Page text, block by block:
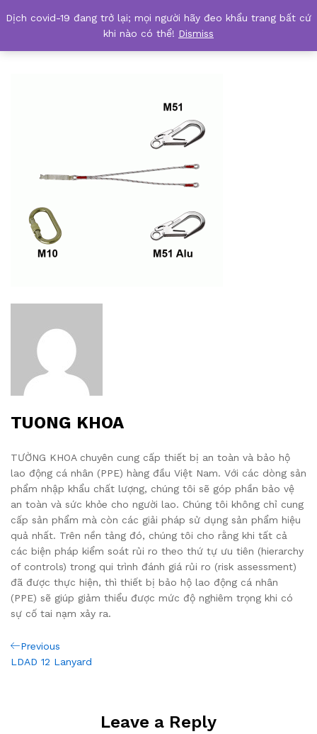
Tractel-LDAD-12-Lanyard03
TUONG KHOA
TƯỜNG KHOA chuyên cung cấp thiết bị an toàn và bảo hộ
lao động cá nhân (PPE) hàng đầu Việt Nam. Với các dòng sản
phẩm nhập khẩu chất lượng, chúng tôi sẽ góp phần bảo vệ
an toàn và sức khỏe cho người lao. Chúng tôi không chỉ cung
cấp sản phẩm mà còn các giải pháp sử dụng sản phẩm hiệu
quả nhất. Trên nền tảng đó, chúng tôi cho rằng khi tất cả
các biện pháp kiểm soát rủi ro theo thứ tự ưu tiên (hierarchy
of controls) trong qui trình đánh giá rủi ro (risk assessment)
đã được thực hiện, thì thiết bị bảo hộ lao động cá nhân
(PPE) sẽ giúp giảm thiểu được mức độ nghiêm trọng khi có
sự cố tai nạm xảy ra.
Post
navigation
Previous
Post
Previous
LDAD 12 Lanyard
Leave a Reply
Dịch covid-19 đang trở lại; mọi người hãy đeo khẩu trang bất cứ
khi nào có thể! Dismiss